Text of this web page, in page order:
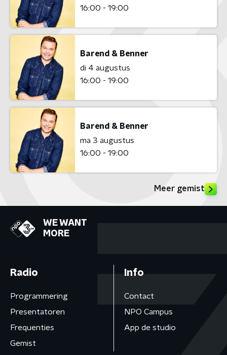
16:00 - 19:00
Barend & Benner
di 4 augustus
16:00 - 19:00
Barend & Benner
ma 3 augustus
16:00 - 19:00
Meer gemist
WE WANT
MORE
Radio
Programmering
Presentatoren
Frequenties
Gemist
Info
Contact
NPO Campus
App de studio